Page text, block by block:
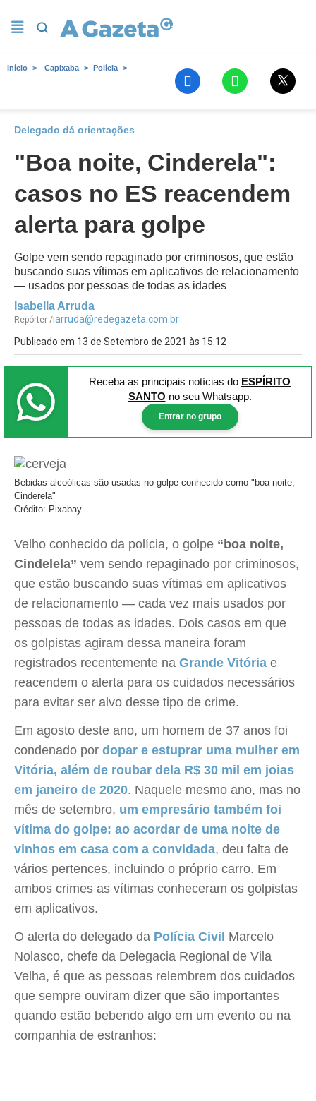
Início Capixaba Polícia
Delegado dá orientações
"Boa noite, Cinderela":
casos no ES reacendem
alerta para golpe
Golpe vem sendo repaginado por criminosos, que estão
buscando suas vítimas em aplicativos de relacionamento
— usados por pessoas de todas as idades
Isabella Arruda
Repórter /iarruda@redegazeta.com.br
Publicado em 13 de Setembro de 2021 às 15:12
Receba as principais notícias do ESPÍRITO
SANTO no seu Whatsapp.
Entrar no grupo
Bebidas alcoólicas são usadas no golpe conhecido como "boa noite,
Cinderela"
Crédito: Pixabay
Velho conhecido da polícia, o golpe “boa noite,
Cindelela” vem sendo repaginado por criminosos,
que estão buscando suas vítimas em aplicativos
de relacionamento — cada vez mais usados por
pessoas de todas as idades. Dois casos em que
os golpistas agiram dessa maneira foram
registrados recentemente na Grande Vitória e
reacendem o alerta para os cuidados necessários
para evitar ser alvo desse tipo de crime.
Em agosto deste ano, um homem de 37 anos foi
condenado por dopar e estuprar uma mulher em
Vitória, além de roubar dela R$ 30 mil em joias
em janeiro de 2020. Naquele mesmo ano, mas no
mês de setembro, um empresário também foi
vítima do golpe: ao acordar de uma noite de
vinhos em casa com a convidada, deu falta de
vários pertences, incluindo o próprio carro. Em
ambos crimes as vítimas conheceram os golpistas
em aplicativos.
O alerta do delegado da Polícia Civil Marcelo
Nolasco, chefe da Delegacia Regional de Vila
Velha, é que as pessoas relembrem dos cuidados
que sempre ouviram dizer que são importantes
quando estão bebendo algo em um evento ou na
companhia de estranhos: